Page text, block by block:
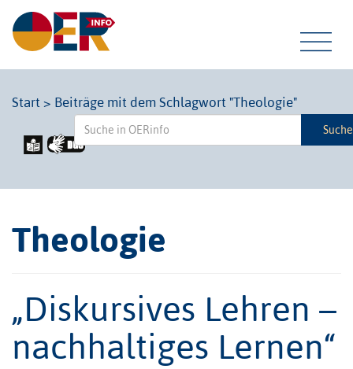
Start > Beiträge mit dem Schlagwort "Theologie"
Theologie
„Diskursives Lehren –
nachhaltiges Lernen“